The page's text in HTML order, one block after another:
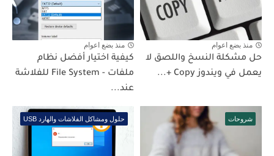
منذ بضع اعوام
حل مشكلة النسخ واللصق لا
يعمل في ويندوز Copy +...
منذ بضع اعوام
كيفية اختيار أفضل نظام
ملفات - File System للفلاشة
عند...
شروحات حلول ومشاكل الفلاشات والهارد USB